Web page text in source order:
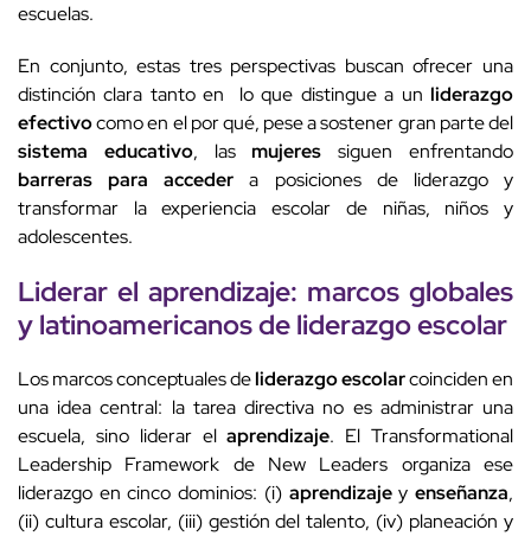
escuelas.
En conjunto, estas tres perspectivas buscan ofrecer una
distinción clara tanto en lo que distingue a un liderazgo
efectivocomo en el por qué, pese a sostener gran parte del
sistema educativo, lasmujeres siguen enfrentando
barreras para acceder a posiciones de liderazgo y
transformar la experiencia escolar de niñas, niños y
adolescentes.
Liderar el aprendizaje: marcos globales
y latinoamericanos deliderazgo escolar
Los marcos conceptuales deliderazgo escolarcoinciden en
una idea central: la tarea directiva no es administrar una
escuela, sino liderar elaprendizaje. El Transformational
Leadership Framework de New Leaders organiza ese
liderazgo en cinco dominios: (i) aprendizajeyenseñanza,
(ii) cultura escolar, (iii) gestión del talento, (iv) planeación y